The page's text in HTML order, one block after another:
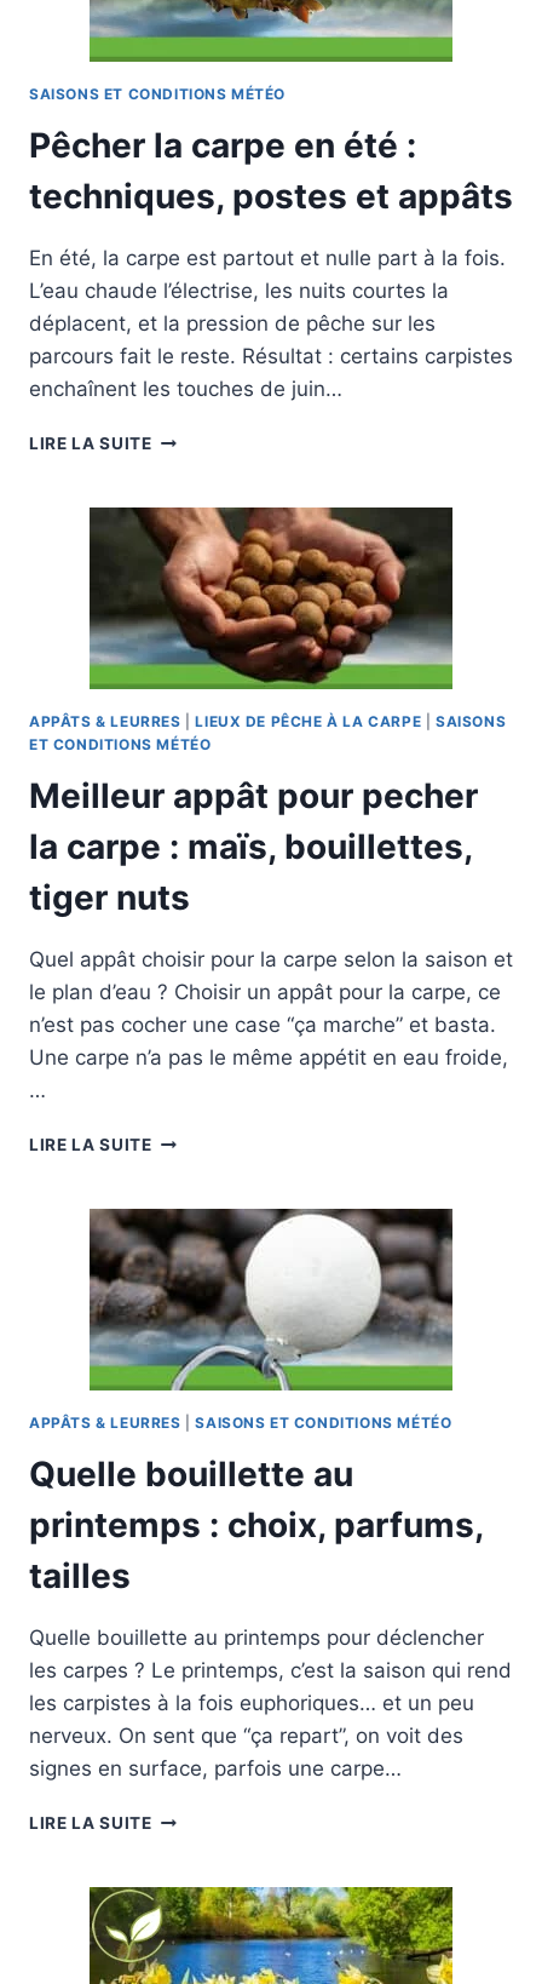
:
MYTHES,
MÉCANISMES
ET
SAISONS ET CONDITIONS MÉTÉO
Pêcher la carpe en été :
techniques, postes et appâts
En été, la carpe est partout et nulle part à la fois.
L’eau chaude l’électrise, les nuits courtes la
déplacent, et la pression de pêche sur les
parcours fait le reste. Résultat : certains carpistes
enchaînent les touches de juin…
LIRE LA SUITEPÊCHER
EN
ÉTÉ
TECHNIQUES,
POSTES
ET
APPÂTS
APPÂTS & LEURRES |LIEUX DE PÊCHE À LA CARPE
SAISONS
ET CONDITIONS MÉTÉO
Meilleur appât pour pecher
la carpe : maïs, bouillettes,
tiger nuts
Quel appât choisir pour la carpe selon la saison et
le plan d’eau ? Choisir un appât pour la carpe, ce
n’est pas cocher une case “ça marche” et basta.
Une carpe n’a pas le même appétit en eau froide,
…
LIRE LA SUITEMEILLEUR
PECHER
LA
CARPE
:
MAÏS,
BOUILLETTES,
TIGER
NUTS
APPÂTS & LEURRES |SAISONS ET CONDITIONS MÉTÉO
Quelle bouillette au
printemps : choix, parfums,
tailles
Quelle bouillette au printemps pour déclencher
les carpes ? Le printemps, c’est la saison qui rend
les carpistes à la fois euphoriques… et un peu
nerveux. On sent que “ça repart”, on voit des
signes en surface, parfois une carpe…
LIRE LA SUITEQUELLE
PRINTEMPS
:
CHOIX,
PARFUMS,